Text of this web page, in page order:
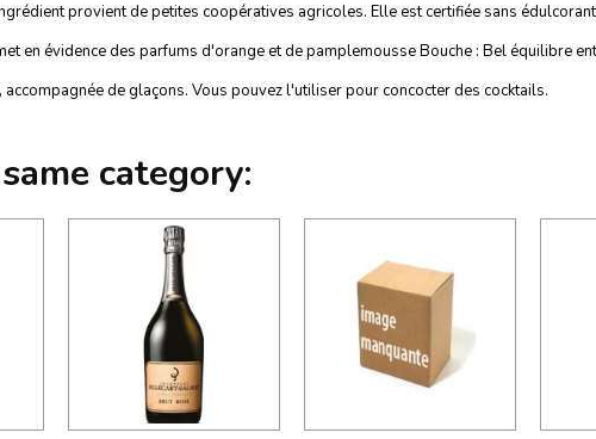
provient de petites coopératives agricoles. Elle est certifiée sans
en évidence des parfums d'orange et de pamplemousse Bouche : Bel équilibre
de glaçons. Vous pouvez l'utiliser pour concocter des cocktails.
category: